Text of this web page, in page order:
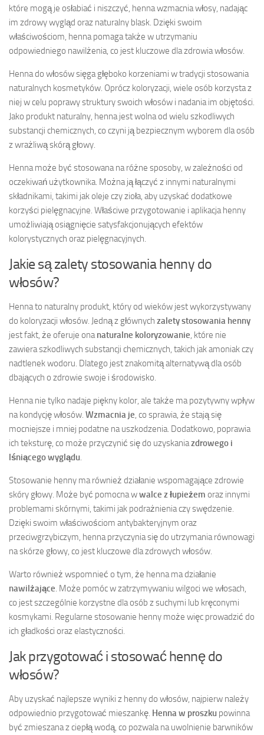
które mogą je osłabiać i niszczyć, henna wzmacnia włosy, nadając
im zdrowy wygląd oraz naturalny blask. Dzięki swoim
właściwościom, henna pomaga także w utrzymaniu
odpowiedniego nawilżenia, co jest kluczowe dla zdrowia włosów.
Henna do włosów sięga głęboko korzeniami w tradycji stosowania
naturalnych kosmetyków. Oprócz koloryzacji, wiele osób korzysta z
niej w celu poprawy struktury swoich włosów i nadania im objętości.
Jako produkt naturalny, henna jest wolna od wielu szkodliwych
substancji chemicznych, co czyni ją bezpiecznym wyborem dla osób
z wrażliwą skórą głowy.
Henna może być stosowana na różne sposoby, w zależności od
oczekiwań użytkownika. Można ją łączyć z innymi naturalnymi
składnikami, takimi jak oleje czy zioła, aby uzyskać dodatkowe
korzyści pielęgnacyjne. Właściwe przygotowanie i aplikacja henny
umożliwiają osiągnięcie satysfakcjonujących efektów
kolorystycznych oraz pielęgnacyjnych.
Jakie są zalety stosowania henny do
włosów?
Henna to naturalny produkt, który od wieków jest wykorzystywany
do koloryzacji włosów. Jedną z głównych zalety stosowania henny
jest fakt, że oferuje onanaturalne koloryzowanie, które nie
zawiera szkodliwych substancji chemicznych, takich jak amoniak czy
nadtlenek wodoru. Dlatego jest znakomitą alternatywą dla osób
dbających o zdrowie swoje i środowisko.
Henna nie tylko nadaje piękny kolor, ale także ma pozytywny wpływ
na kondycję włosów. Wzmacnia je, co sprawia, że stają się
mocniejsze i mniej podatne na uszkodzenia. Dodatkowo, poprawia
ich teksturę, co może przyczynić się do uzyskaniazdrowego i
lśniącego wyglądu.
Stosowanie henny ma również działanie wspomagające zdrowie
skóry głowy. Może być pomocna wwalce z łupieżem oraz innymi
problemami skórnymi, takimi jak podrażnienia czy swędzenie.
Dzięki swoim właściwościom antybakteryjnym oraz
przeciwgrzybiczym, henna przyczynia się do utrzymania równowagi
na skórze głowy, co jest kluczowe dla zdrowych włosów.
Warto również wspomnieć o tym, że henna ma działanie
nawilżające. Może pomóc w zatrzymywaniu wilgoci we włosach,
co jest szczególnie korzystne dla osób z suchymi lub kręconymi
kosmykami. Regularne stosowanie henny może więc prowadzić do
ich gładkości oraz elastyczności.
Jak przygotować i stosować hennę do
włosów?
Aby uzyskać najlepsze wyniki z henny do włosów, najpierw należy
odpowiednio przygotować mieszankę. Henna w proszku powinna
być zmieszana z ciepłą wodą, co pozwala na uwolnienie barwników